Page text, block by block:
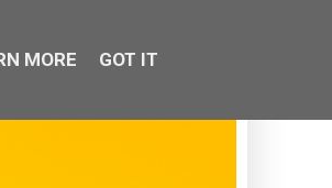
MORE GOT IT